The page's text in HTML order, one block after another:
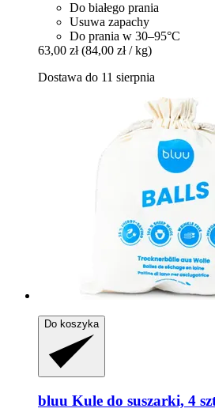
Do białego prania
Usuwa zapachy
Do prania w 30–95°C
63,00 zł (84,00 zł / kg)
Dostawa do 11 sierpnia
Do koszyka
bluu Kule do suszarki, 4